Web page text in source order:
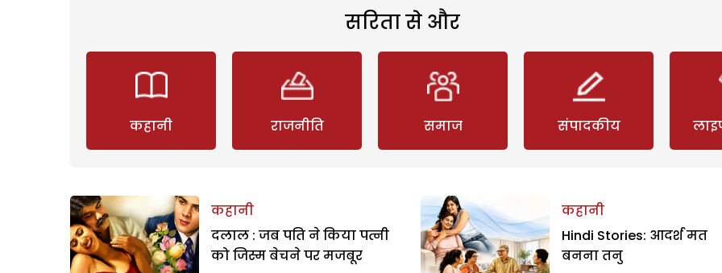
सरिता से और
कहानी राजनीति समाज संपादकीय
कहानी
दलाल : जब पति ने किया पत्नी
को जिस्म बेचने पर मजबूर
कहानी
Hindi Stories: आदर्श मत
बनना तनु